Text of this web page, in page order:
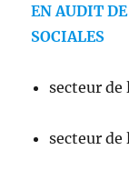
EN AUDIT
SOCIALES
secteur
secteur